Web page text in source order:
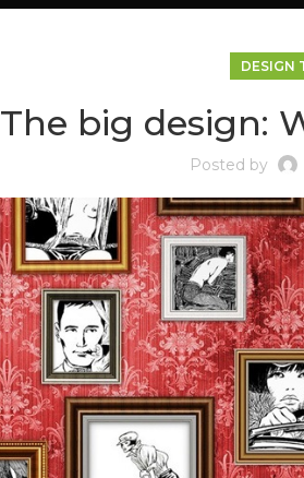
DESIGN
The big design:
Posted by